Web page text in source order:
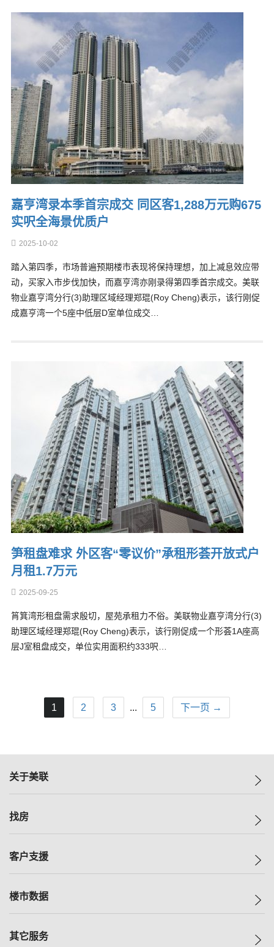
嘉亨湾录本季首宗成交 同区客1,288万元购675
实呎全海景优质户
2025-10-02
踏入第四季，市场普遍预期楼市表现将保持理想，加上减息效应带
动，买家入市步伐加快，而嘉亨湾亦刚录得第四季首宗成交。美联
物业嘉亨湾分行(3)助理区域经理郑琨(Roy Cheng)表示，该行刚促
成嘉亨湾一个5座中低层D室单位成交…
笋租盘难求 外区客“零议价”承租形荟开放式户
月租1.7万元
2025-09-25
筲箕湾形租盘需求殷切，屋苑承租力不俗。美联物业嘉亨湾分行(3)
助理区域经理郑琨(Roy Cheng)表示，该行刚促成一个形荟1A座高
层J室租盘成交，单位实用面积约333呎…
1 2 3 ... 5 下一页 →
关于美联
美联集团
人才招募
找房
一手新房
减价
美联豪宅
客户支援
自助放盘
查询热线
楼市数据
指数
其它服务